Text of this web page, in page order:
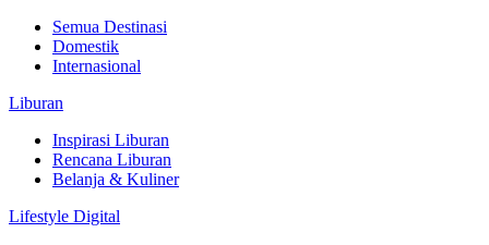
Semua Destinasi
Domestik
Internasional
Liburan
Inspirasi Liburan
Rencana Liburan
Belanja & Kuliner
Lifestyle Digital